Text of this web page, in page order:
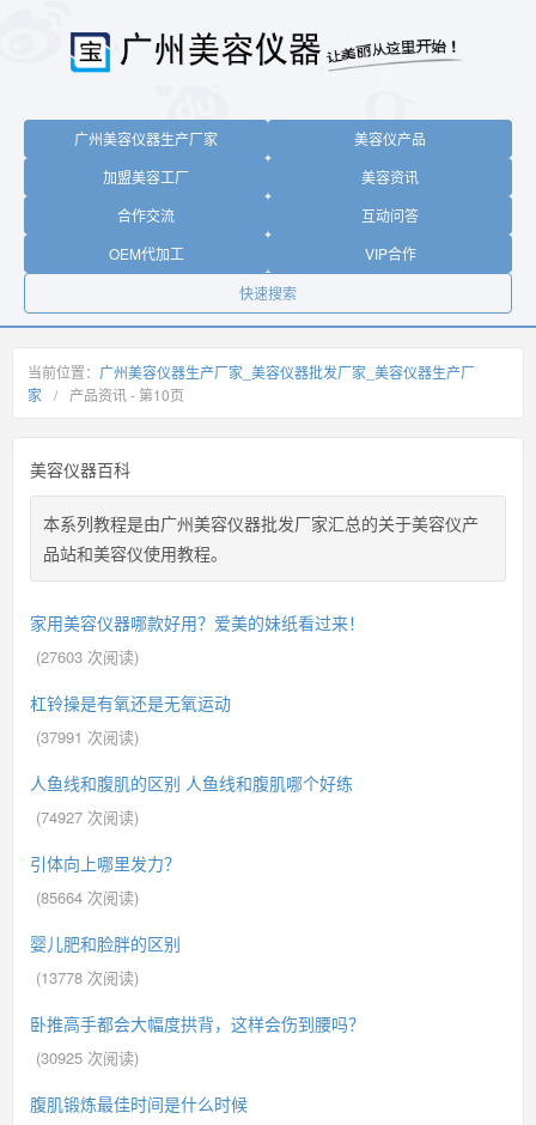
广州美容仪器生产厂家
美容仪产品
加盟美容工厂
美容资讯
合作交流
互动问答
OEM代加工
VIP合作
快速搜索
当前位置： 广州美容仪器生产厂家_美容仪器批发厂家_美容仪器生产厂
家
/ 产品资讯 - 第10页
美容仪器百科
本系列教程是由广州美容仪器批发厂家汇总的关于美容仪产
品站和美容仪使用教程。
家用美容仪器哪款好用？爱美的妹纸看过来！
(27603 次阅读)
杠铃操是有氧还是无氧运动
(37991 次阅读)
人鱼线和腹肌的区别 人鱼线和腹肌哪个好练
(74927 次阅读)
引体向上哪里发力？
(85664 次阅读)
婴儿肥和脸胖的区别
(13778 次阅读)
卧推高手都会大幅度拱背，这样会伤到腰吗？
(30925 次阅读)
腹肌锻炼最佳时间是什么时候